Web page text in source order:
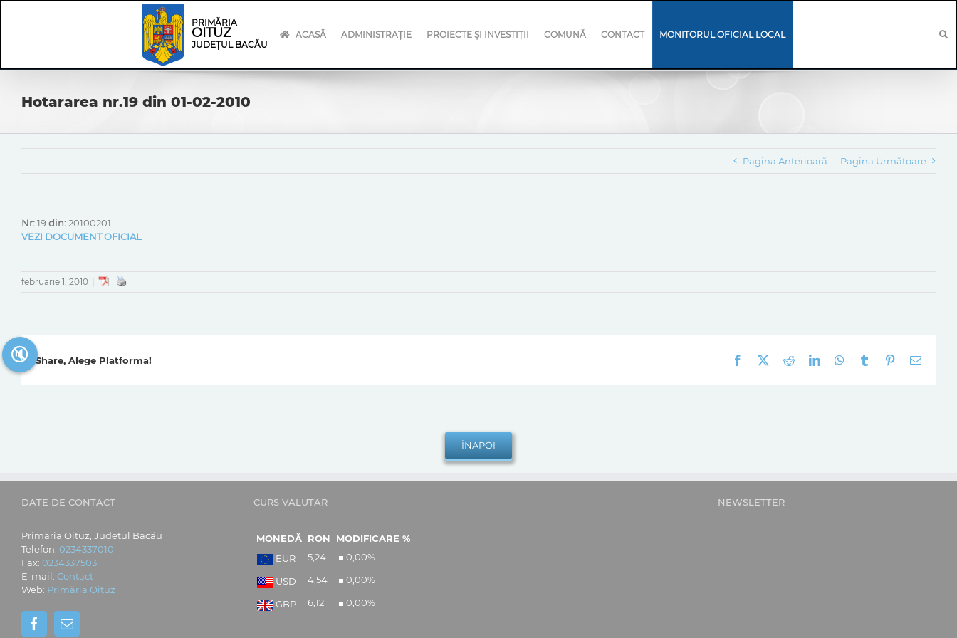
PRIMĂRIA
OITUZ
JUDEȚUL BACĂU
ACASĂ ADMINISTRAȚIE PROIECTE ȘI INVESTIȚII COMUNĂ CONTACT MONITORUL OFICIAL LOCAL
Hotararea nr.19 din 01-02-2010
Pagina Anterioară Pagina Următoare
Nr:19din:20100201
VEZI DOCUMENT OFICIAL
februarie 1, 2010
Share, Alege Platforma! Facebook RedditLinkedInWhatsApp
Tumblr Pinterest
E-
DATE DE CONTACT
Primăria Oituz, Județul Bacău
Telefon: 0234337010
Fax: 0234337503
E-mail: Contact
Web: Primăria Oituz
CURS VALUTAR
MONEDĂ RON
MODIFICARE %
EUR
5,24 0,00%
USD 4,54 0,00%
GBP 6,12 0,00%
NEWSLETTER
🔇